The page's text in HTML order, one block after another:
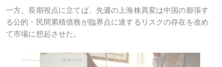
一方、長期視点に立てば、先週の上海株異変は中国の膨張す
る公的・民間累積債務が臨界点に達するリスクの存在を改め
て市場に想起させた。